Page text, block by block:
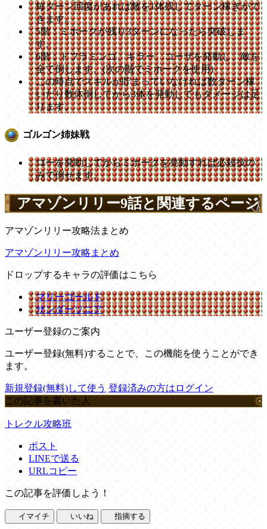
毎ターン回復があれば敵を1体残してターン稼ぎがで
きます。
5階：ミホークが残り3ターンになったら突破しま
す。
6階：ドフラミンゴ、キラー、コーザを発動し、敵を
全て倒します。(次の階でミホークを使用)
この時点でスキルが貯まっていなければ数ターン稼
いだり数体倒してから3体を発動してもダメージは足
ります。
ゴルゴン姉妹戦
ローを発動してからミホークを発動すれば必殺技の
みで倒せます。
アマゾンリリー9話と関連するページ
アマゾンリリー攻略法まとめ
アマゾンリリー攻略まとめ
ドロップするキャラの評価はこちら
マリーゴールド
サンダーソニア
ユーザー登録のご案内
ユーザー登録(無料)することで、この機能を使うことができ
ます。
新規登録(無料)して使う 登録済みの方はログイン
この記事を書いた人
トレクル攻略班
ポスト
LINEで送る
URLコピー
この記事を評価しよう！
イマイチ いいね 指摘する